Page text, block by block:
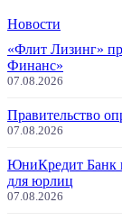
Новости
«Флит Лизинг»
Финанс»
07.08.2026
Правительство
07.08.2026
ЮниКредит Банк
для юрлиц
07.08.2026